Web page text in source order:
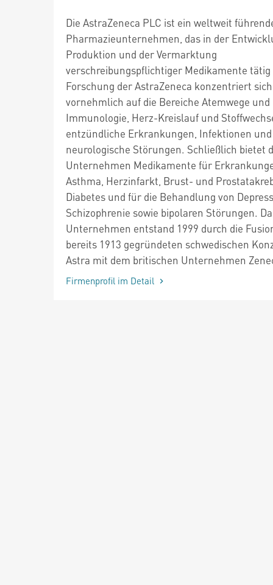
Die AstraZeneca PLC ist ein weltweit
Pharmazieunternehmen, das in der
Produktion und der Vermarktung
verschreibungspflichtiger Medikamente tätig
Forschung der AstraZeneca konzentriert sich
vornehmlich auf die Bereiche Atemwege und
Immunologie, Herz-Kreislauf und
entzündliche Erkrankungen, Infektionen und
neurologische Störungen. Schließlich bietet
Unternehmen Medikamente für
Asthma, Herzinfarkt, Brust- und
Diabetes und für die Behandlung von
Schizophrenie sowie bipolaren Störungen.
Unternehmen entstand 1999 durch die
bereits 1913 gegründeten schwedischen
Astra mit dem britischen Unternehmen
Firmenprofil im Detail